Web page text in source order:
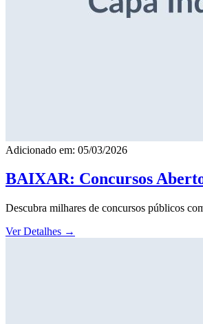
Adicionado em: 05/03/2026
BAIXAR: Concursos
Descubra milhares de concursos públicos
Ver Detalhes →